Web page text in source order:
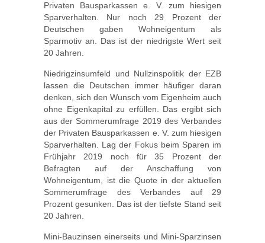
Privaten Bausparkassen e. V. zum hiesigen
Sparverhalten. Nur noch 29 Prozent der
Deutschen gaben Wohneigentum als
Sparmotiv an. Das ist der niedrigste Wert seit
20 Jahren.
Niedrigzinsumfeld und Nullzinspolitik der EZB
lassen die Deutschen immer häufiger daran
denken, sich den Wunsch vom Eigenheim auch
ohne Eigenkapital zu erfüllen. Das ergibt sich
aus der Sommerumfrage 2019 des Verbandes
der Privaten Bausparkassen e. V. zum hiesigen
Sparverhalten. Lag der Fokus beim Sparen im
Frühjahr 2019 noch für 35 Prozent der
Befragten auf der Anschaffung von
Wohneigentum, ist die Quote in der aktuellen
Sommerumfrage des Verbandes auf 29
Prozent gesunken. Das ist der tiefste Stand seit
20 Jahren.
Mini-Bauzinsen einerseits und Mini-Sparzinsen